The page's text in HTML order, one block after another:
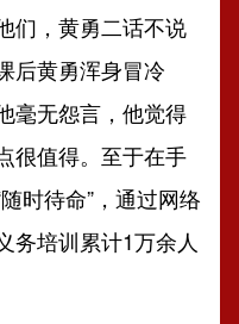
们，黄勇二话不说
后黄勇浑身冒冷
毫无怨言，他觉得
很值得。至于在手
时待命”，通过网络
务培训累计1万余人